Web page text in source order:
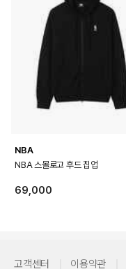
NBA
NBA 스몰로고 후드 집업
69,000
고객센터 이용약관